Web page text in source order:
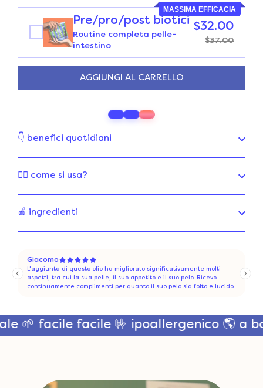
MASSIMA EFFICACIA
Pre/pro/post biotici
Routine completa pelle-
intestino
$32.00
$37.00
AGGIUNGI AL CARRELLO
👇 benefici quotidiani
👩‍⚕️ come si usa?
🍎 ingredienti
🤟 ipoallergenico 🌎 a base vegetale 🌱